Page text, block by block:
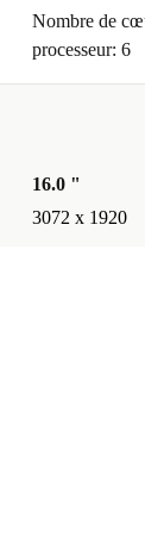
Nombre de
processeur: 6
16.0 "
3072 x 1920